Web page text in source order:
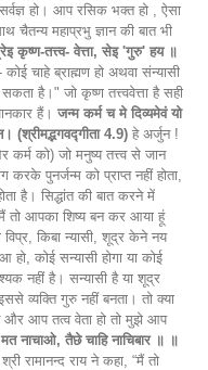
हो। आप रसिक भक्त हो , ऐसा
महाप्रभु ज्ञान की बात भी
कृष्ण-तत्त्व- वेत्ता, सेइ 'गुरु' हय ॥
चाहे ब्राह्मण हो अथवा संन्यासी
है।" जो कृष्ण तत्त्ववेत्ता है सही
हैं। जन्म कर्म च मे दिव्यमेवं यो
(श्रीमद्भगवद्गीता 4.9) हे अर्जुन !
को) जो मनुष्य तत्त्व से जान
करके पुनर्जन्म को प्राप्त नहीं होता,
है। सिद्धांत की बात करने में
तो आपका शिष्य बन कर आया हूं
किबा न्यासी, शूद्र केने नय
हो, कोई सन्यासी होगा या कोई
नहीं है। सन्यासी है या शूद्र
व्यक्ति गुरु नहीं बनता। तो क्या
और आप तत्व वेता हो तो मुझे आप
नाचाओ, तैछे चाहि नाचिबार ॥ ॥
रामानन्द राय ने कहा, “मैं तो